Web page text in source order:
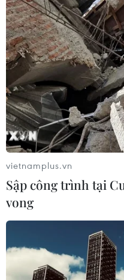
nước rửa tay sát
13/02/2020 11:19
Sau khi pha chế thành
tay sát khuẩn của các
hỗ trợ cho giảng viên,
người dân sử dụng.
vietnamplus.vn
Sập công trình tại
vong